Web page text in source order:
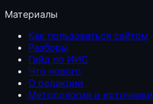
Материалы
Как пользоваться сайтом
Разборы
Гайд по ИИС
Что нового
О редакции
Методология и источники